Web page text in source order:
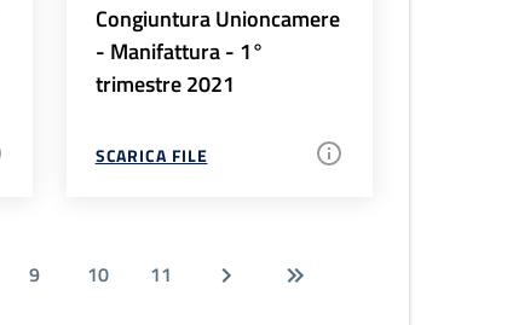
Congiuntura Unioncamere
- Manifattura - 1°
trimestre 2021
SCARICA FILE
9 10 11